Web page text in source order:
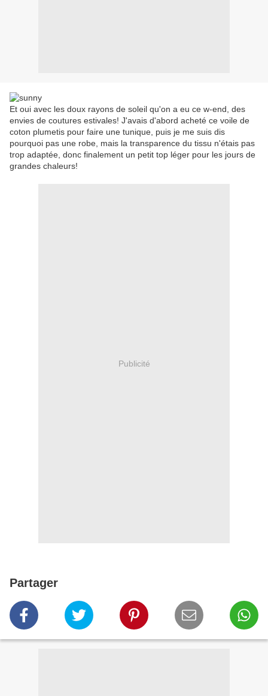
Et oui avec les doux rayons de soleil qu'on a eu ce w-end, des
envies de coutures estivales! J'avais d'abord acheté ce voile de
coton plumetis pour faire une tunique, puis je me suis dis
pourquoi pas une robe, mais la transparence du tissu n'étais pas
trop adaptée, donc finalement un petit top léger pour les jours de
grandes chaleurs!
Publicité
Partager